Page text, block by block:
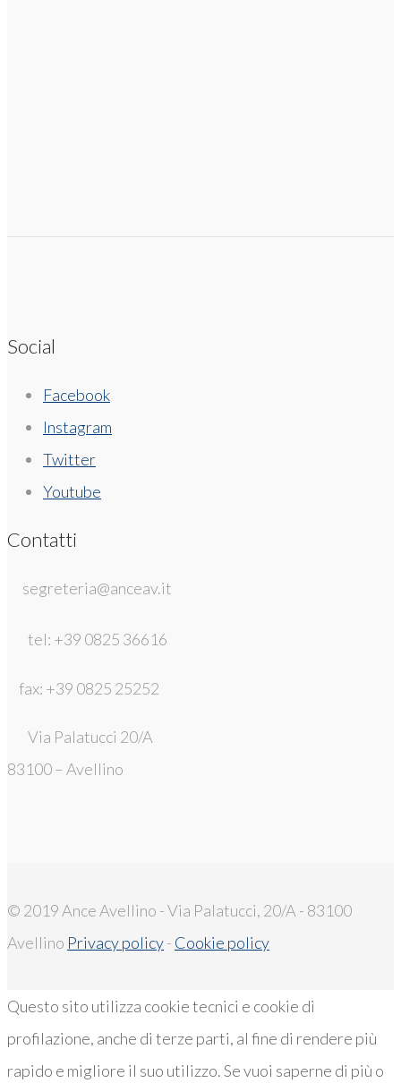
Social
Facebook
Instagram
Twitter
Youtube
Contatti
segreteria@anceav.it
tel: +39 0825 36616
fax: +39 0825 25252
Via Palatucci 20/A
83100 – Avellino
© 2019 Ance Avellino - Via Palatucci, 20/A - 83100
Avellino Privacy policy- Cookie policy
Questo sito utilizza cookie tecnici e cookie di
profilazione, anche di terze parti, al fine di rendere più
rapido e migliore il suo utilizzo. Se vuoi saperne di più o